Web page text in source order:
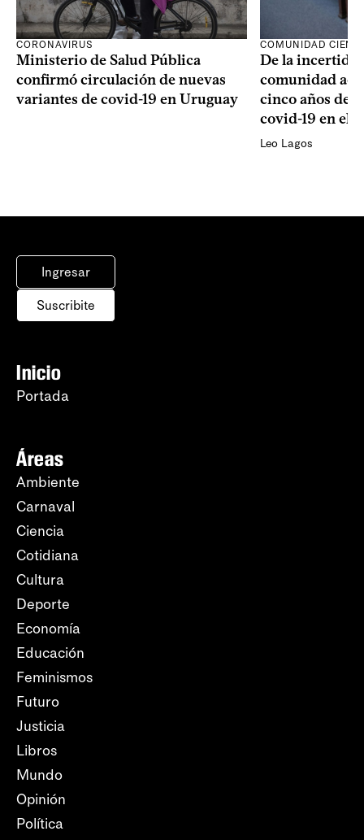
CORONAVIRUS
Ministerio de Salud Pública
confirmó circulación de nuevas
variantes de covid-19 en Uruguay
COMUNIDAD
De la
comunidad
cinco años de
covid-19 en el
Leo Lagos
Ingresar
Suscribite
Inicio
Portada
Áreas
Ambiente
Carnaval
Ciencia
Cotidiana
Cultura
Deporte
Economía
Educación
Feminismos
Futuro
Justicia
Libros
Mundo
Opinión
Política